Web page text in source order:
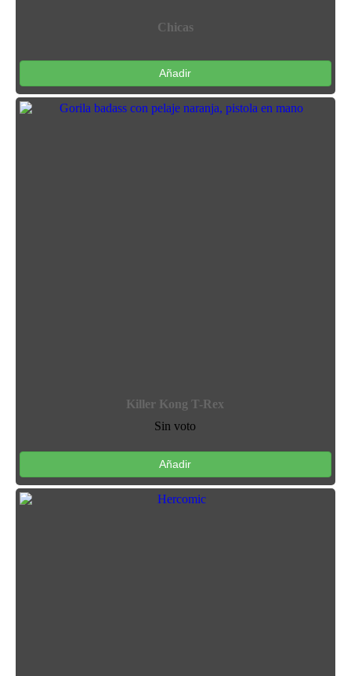
Chicas
Añadir
Killer Kong T-Rex
Sin voto
Añadir